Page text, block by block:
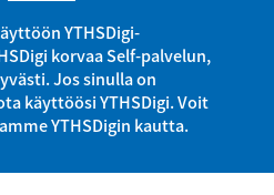
YTHSDigi-
korvaa Self-palvelun,
Jos sinulla on
käyttöösi YTHSDigi. Voit
YTHSDigin kautta.